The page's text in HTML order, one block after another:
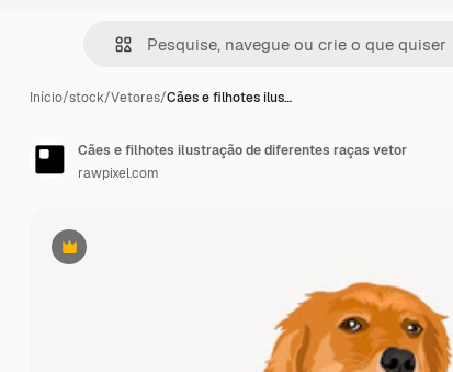
Início/stock/Vetores/Cães e filhotes ilus…
Premium
Cães e filhotes ilustração de diferentes raças vetor
rawpixel.com